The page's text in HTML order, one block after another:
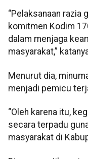
“Pelaksanaan razia
komitmen Kodim
dalam menjaga
masyarakat,”
Menurut dia,
menjadi pemicu
“Oleh karena itu,
secara terpadu
masyarakat di